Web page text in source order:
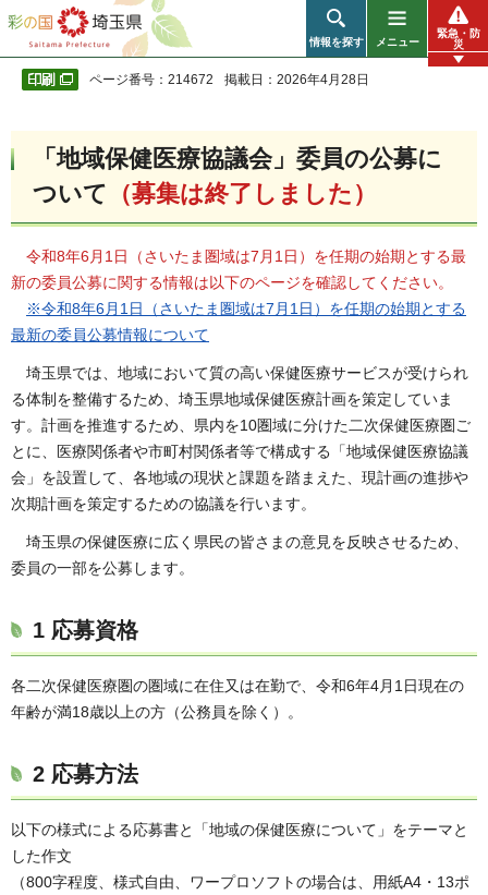
彩の国 埼玉県
情報を探す メニュー
緊急・防
災
ページ番号：214672 掲載日：2026年4月28日
「地域保健医療協議会」委員の公募に
ついて （募集は終了しました）
令和8年6月1日（さいたま圏域は7月1日）を任期の始期とする最
新の委員公募に関する情報は以下のページを確認してください。
※令和8年6月1日（さいたま圏域は7月1日）を任期の始期とする
最新の委員公募情報について
埼玉県では、地域において質の高い保健医療サービスが受けられ
る体制を整備するため、埼玉県地域保健医療計画を策定していま
す。計画を推進するため、県内を10圏域に分けた二次保健医療圏ご
とに、医療関係者や市町村関係者等で構成する「地域保健医療協議
会」を設置して、各地域の現状と課題を踏まえた、現計画の進捗や
次期計画を策定するための協議を行います。
埼玉県の保健医療に広く県民の皆さまの意見を反映させるため、
委員の一部を公募します。
1 応募資格
各二次保健医療圏の圏域に在住又は在勤で、令和6年4月1日現在の
年齢が満18歳以上の方（公務員を除く）。
2 応募方法
以下の様式による応募書と「地域の保健医療について」をテーマと
した作文
（800字程度、様式自由、ワープロソフトの場合は、用紙A4・13ポ